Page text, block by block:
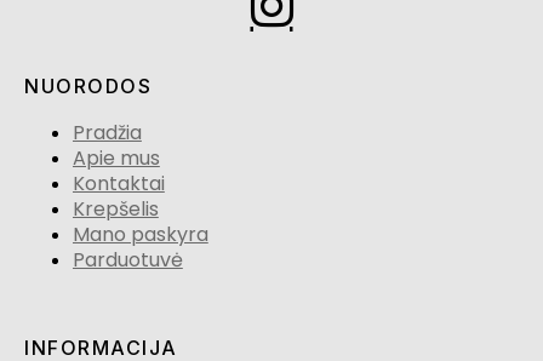
NUORODOS
Pradžia
Apie mus
Kontaktai
Krepšelis
Mano paskyra
Parduotuvė
INFORMACIJA